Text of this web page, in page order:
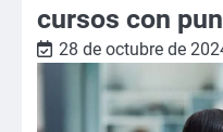
cursos con
28 de octubre de